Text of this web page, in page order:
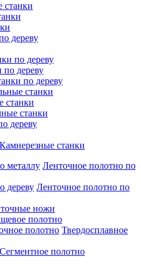
станки
дереву
по дереву
по дереву
по дереву
станки
станки
станки
дереву
Камнерезные станки
Ленточное полотно по
Ленточное полотно по
ножи
полотно
Твердосплавное
Сегментное полотно